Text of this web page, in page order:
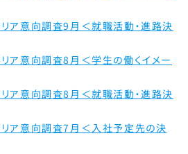
ア意向調査9月＜就職活動・進路決
ア意向調査8月＜学生の働くイメー
ア意向調査8月＜就職活動・進路決
ア意向調査7月＜入社予定先の決